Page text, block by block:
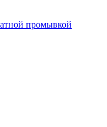
промывкой